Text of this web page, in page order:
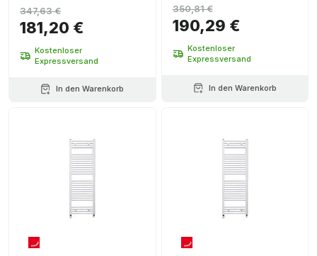
181,20 €
347,63 €
Kostenloser
Expressversand
In den Warenkorb
190,29 €
350,81 €
Kostenloser
Expressversand
In den Warenkorb